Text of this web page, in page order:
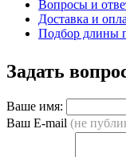
Вопросы и
Доставка и
Подбор длины
Задать
Ваше имя:
Ваш E-mail (не